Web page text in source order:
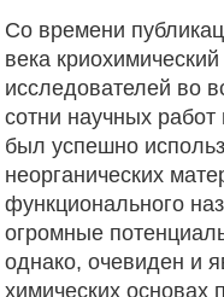
Со времени
века
исследователей во
сотни научных работ
был успешно
неорганических
функционального
огромные
однако, очевиден и
химических основах